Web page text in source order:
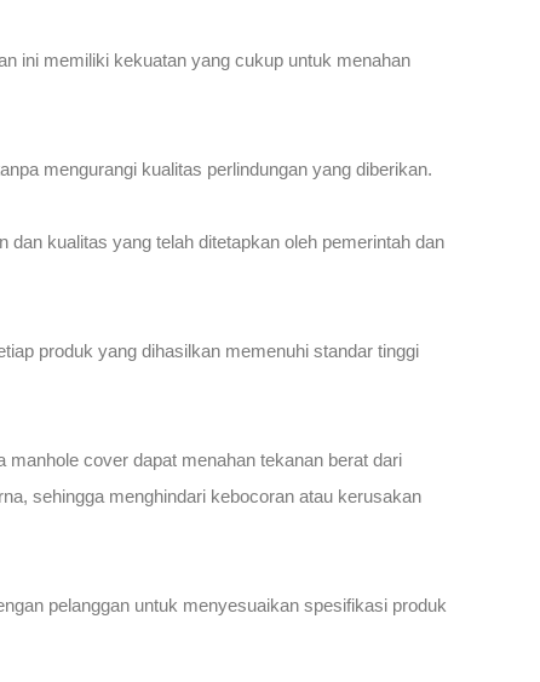
ini memiliki kekuatan yang cukup untuk menahan
mengurangi kualitas perlindungan yang diberikan.
kualitas yang telah ditetapkan oleh pemerintah dan
produk yang dihasilkan memenuhi standar tinggi
cover dapat menahan tekanan berat dari
sehingga menghindari kebocoran atau kerusakan
pelanggan untuk menyesuaikan spesifikasi produk